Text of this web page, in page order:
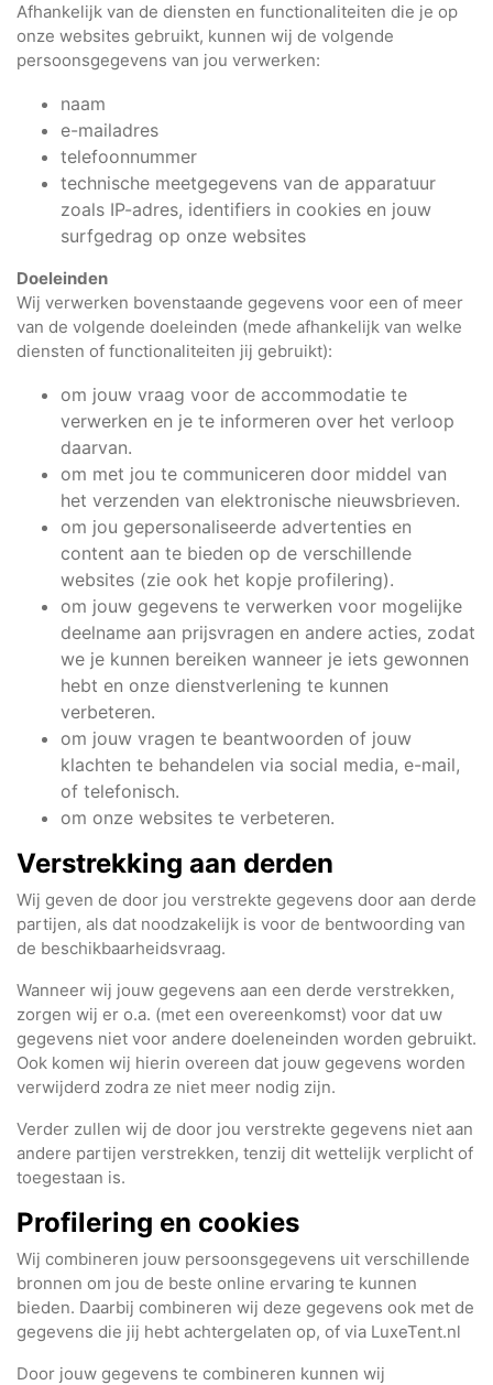
Afhankelijk van de diensten en functionaliteiten die je op
onze websites gebruikt, kunnen wij de volgende
persoonsgegevens van jou verwerken:
naam
e-mailadres
telefoonnummer
technische meetgegevens van de apparatuur
zoals IP-adres, identifiers in cookies en jouw
surfgedrag op onze websites
Doeleinden
Wij verwerken bovenstaande gegevens voor een of meer
van de volgende doeleinden (mede afhankelijk van welke
diensten of functionaliteiten jij gebruikt):
om jouw vraag voor de accommodatie te
verwerken en je te informeren over het verloop
daarvan.
om met jou te communiceren door middel van
het verzenden van elektronische nieuwsbrieven.
om jou gepersonaliseerde advertenties en
content aan te bieden op de verschillende
websites (zie ook het kopje profilering).
om jouw gegevens te verwerken voor mogelijke
deelname aan prijsvragen en andere acties, zodat
we je kunnen bereiken wanneer je iets gewonnen
hebt en onze dienstverlening te kunnen
verbeteren.
om jouw vragen te beantwoorden of jouw
klachten te behandelen via social media, e-mail,
of telefonisch.
om onze websites te verbeteren.
Verstrekking aan derden
Wij geven de door jou verstrekte gegevens door aan derde
partijen, als dat noodzakelijk is voor de bentwoording van
de beschikbaarheidsvraag.
Wanneer wij jouw gegevens aan een derde verstrekken,
zorgen wij er o.a. (met een overeenkomst) voor dat uw
gegevens niet voor andere doeleneinden worden gebruikt.
Ook komen wij hierin overeen dat jouw gegevens worden
verwijderd zodra ze niet meer nodig zijn.
Verder zullen wij de door jou verstrekte gegevens niet aan
andere partijen verstrekken, tenzij dit wettelijk verplicht of
toegestaan is.
Profilering en cookies
Wij combineren jouw persoonsgegevens uit verschillende
bronnen om jou de beste online ervaring te kunnen
bieden. Daarbij combineren wij deze gegevens ook met de
gegevens die jij hebt achtergelaten op, of via LuxeTent.nl
Door jouw gegevens te combineren kunnen wij